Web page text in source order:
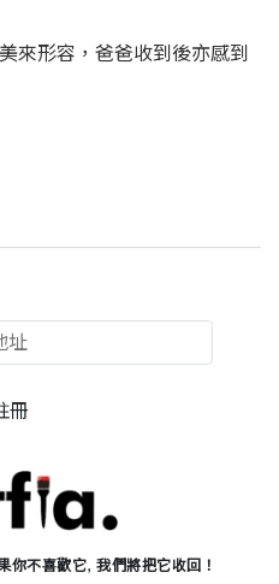
來形容，爸爸收到後亦感到
冊
你不喜歡它, 我們將把它收回！